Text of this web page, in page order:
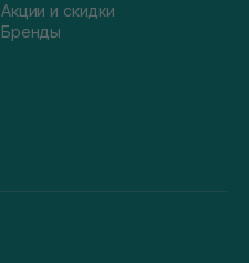
Акции и скидки
Бренды